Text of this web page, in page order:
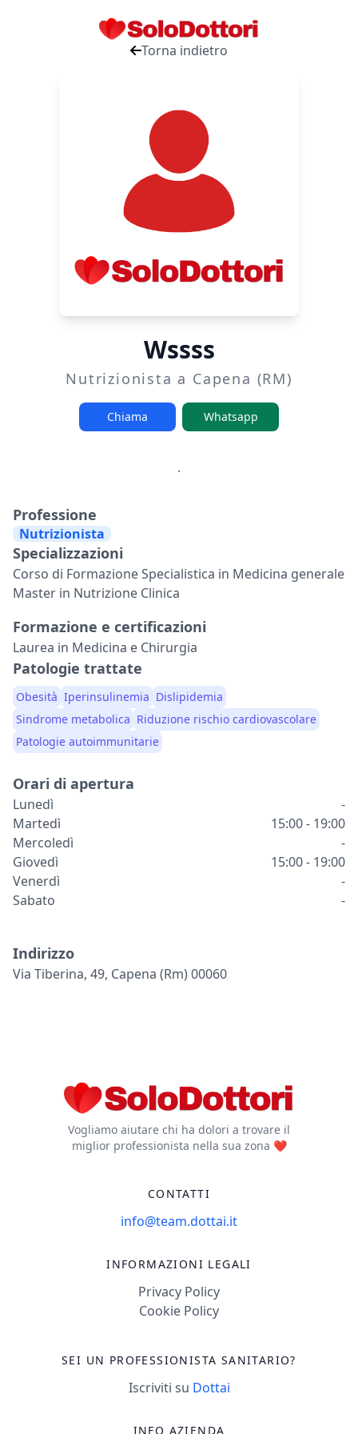
Torna indietro
Wssss
Nutrizionista a Capena (RM)
Chiama Whatsapp
.
Professione
Nutrizionista
Specializzazioni
Corso di Formazione Specialistica in Medicina generale
Master in Nutrizione Clinica
Formazione e certificazioni
Laurea in Medicina e Chirurgia
Patologie trattate
Obesità Iperinsulinemia Dislipidemia
Sindrome metabolica Riduzione rischio cardiovascolare
Patologie autoimmunitarie
Orari di apertura
Lunedì
-
Martedì
15:00 - 19:00
Mercoledì
-
Giovedì
15:00 - 19:00
Venerdì
-
Sabato
-
Indirizzo
Via Tiberina, 49, Capena (rm) 00060
Vogliamo aiutare chi ha dolori a trovare il
miglior professionista nella sua zona ❤️
CONTATTI
info@team.dottai.it
INFORMAZIONI LEGALI
Privacy Policy
Cookie Policy
SEI UN PROFESSIONISTA SANITARIO?
Iscriviti su Dottai
INFO AZIENDA